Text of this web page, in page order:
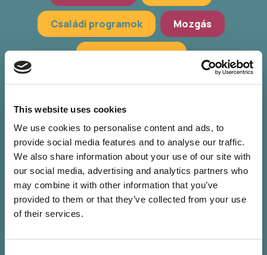
This website uses cookies
We use cookies to personalise content and ads, to
provide social media features and to analyse our traffic.
We also share information about your use of our site with
our social media, advertising and analytics partners who
may combine it with other information that you’ve
provided to them or that they’ve collected from your use
of their services.
Családi programok Mozgás
Hagyományőrzés
Workshop, előadások Zöld programok